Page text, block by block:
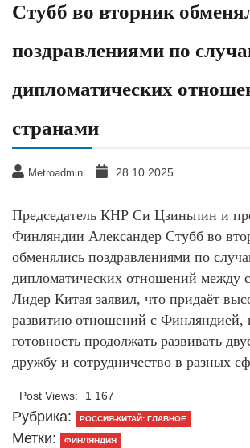
Стубб во вторник
поздравлениями по
дипломатических
странами
Metroadmin 28.10.2025
Председатель КНР Си Цзиньпин и
Финляндии Александер Стубб во
обменялись поздравлениями по
дипломатических отношений между
Лидер Китая заявил, что придаёт
развитию отношений с Финляндией,
готовность продолжать развивать
дружбу и сотрудничество в разных
Post Views: 1 167
Рубрика: РОССИЯ-КИТАЙ: ГЛАВНОЕ
Метки: ФИНЛЯНДИЯ